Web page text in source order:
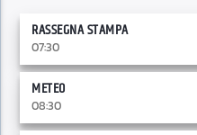
RASSEGNA STAMPA
07:30
METEO
08:30